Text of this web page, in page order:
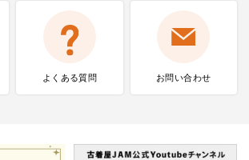
よくある質問 お問い合わせ